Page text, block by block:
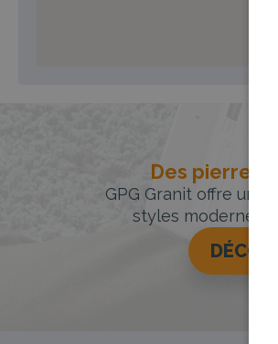
Des pierres
GPG Granit offre un
styles modernes,